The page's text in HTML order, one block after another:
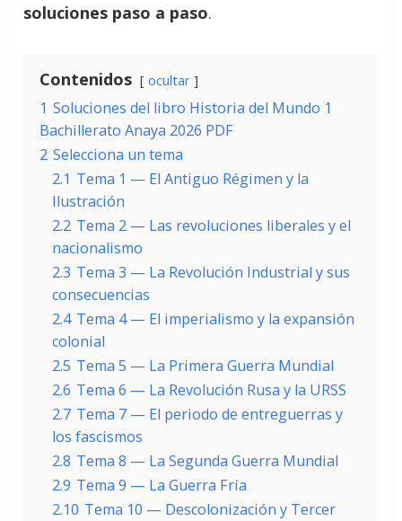
soluciones paso a paso.
Contenidos ocultar
1 Soluciones del libro Historia del Mundo 1
Bachillerato Anaya 2026 PDF
2 Selecciona un tema
2.1 Tema 1 — El Antiguo Régimen y la
Ilustración
2.2 Tema 2 — Las revoluciones liberales y el
nacionalismo
2.3 Tema 3 — La Revolución Industrial y sus
consecuencias
2.4 Tema 4 — El imperialismo y la expansión
colonial
2.5 Tema 5 — La Primera Guerra Mundial
2.6 Tema 6 — La Revolución Rusa y la URSS
2.7 Tema 7 — El periodo de entreguerras y
los fascismos
2.8 Tema 8 — La Segunda Guerra Mundial
2.9 Tema 9 — La Guerra Fría
2.10 Tema 10 — Descolonización y Tercer